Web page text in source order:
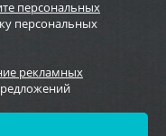
персональных
персональных
рекламных